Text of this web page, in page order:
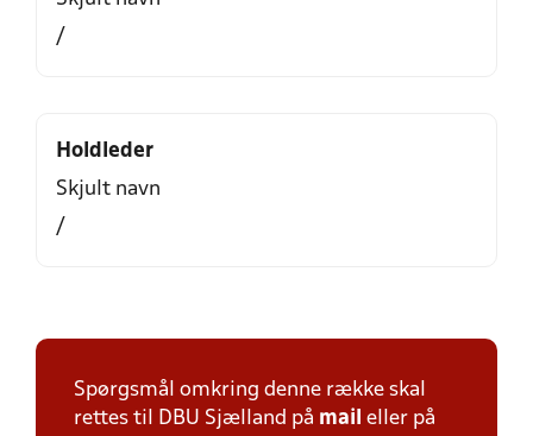
/
Holdleder
Skjult navn
/
Spørgsmål omkring denne række skal
rettes til DBU Sjælland på mail eller på